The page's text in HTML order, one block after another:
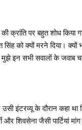
क्रांति पर बहुत शोध किया
को क्यों मरने दिया। क्यों
इन सभी सवालों के जवाब
इंटरव्यू के दौरान कहा
शिवसेना जैसी पार्टियां